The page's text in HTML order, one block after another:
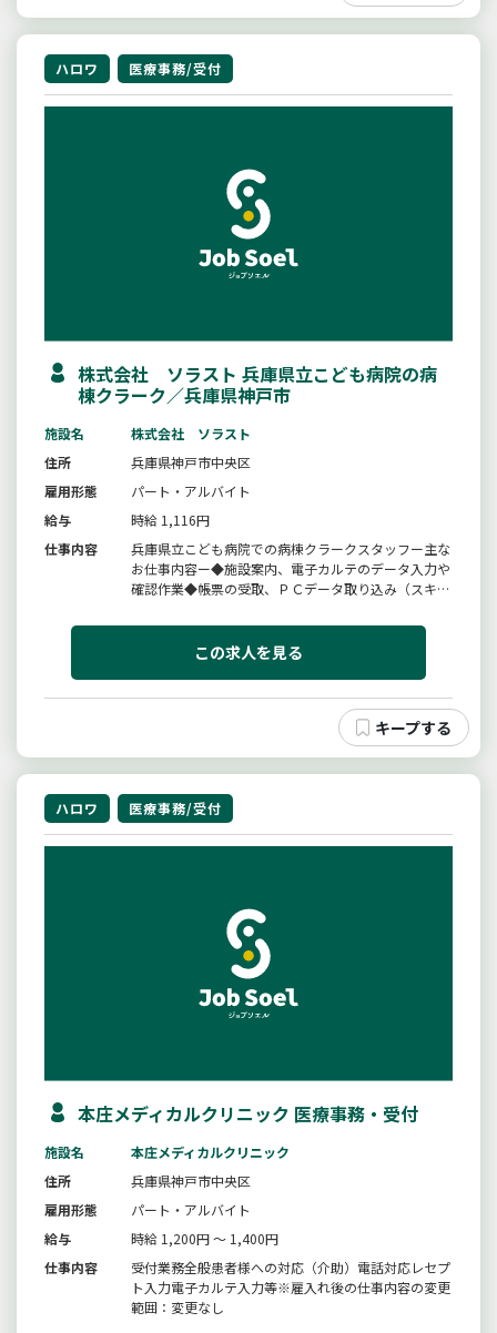
ハロワ 医療事務/受付
株式会社 ソラスト 兵庫県立こども病院の病
棟クラーク／兵庫県神戸市
施設名
株式会社 ソラスト
住所
兵庫県神戸市中央区
雇用形態
パート・アルバイト
給与
時給 1,116円
仕事内容
兵庫県立こども病院での病棟クラークスタッフー主な
お仕事内容ー◆施設案内、電子カルテのデータ入力や
確認作業◆帳票の受取、ＰＣデータ取り込み（スキャ
更範囲：変更なし
この求人を見る
ハロワ 医療事務/受付
本庄メディカルクリニック 医療事務・受付
施設名
本庄メディカルクリニック
住所
兵庫県神戸市中央区
雇用形態
パート・アルバイト
給与
時給 1,200円 ～ 1,400円
仕事内容
受付業務全般患者様への対応（介助）電話対応レセプ
ト入力電子カルテ入力等※雇入れ後の仕事内容の変更
範囲：変更なし